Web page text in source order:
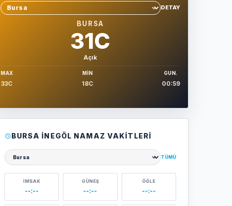
Sehir sec
DETAY
BURSA
31C
Açık
MAX
33C
MIN
18C
GUN.
00:59
BURSA İNEGÖL NAMAZ VAKITLERI
Şehir seçin
TÜMÜ
İMSAK
--:--
GÜNEŞ
--:--
ÖĞLE
--:--